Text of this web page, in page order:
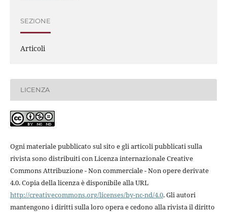
SEZIONE
Articoli
LICENZA
Ogni materiale pubblicato sul sito e gli articoli pubblicati sulla
rivista sono distribuiti con Licenza internazionale Creative
Commons Attribuzione - Non commerciale - Non opere derivate
4.0. Copia della licenza è disponibile alla URL
http://creativecommons.org/licenses/by-nc-nd/4.0. Gli autori
mantengono i diritti sulla loro opera e cedono alla rivista il diritto